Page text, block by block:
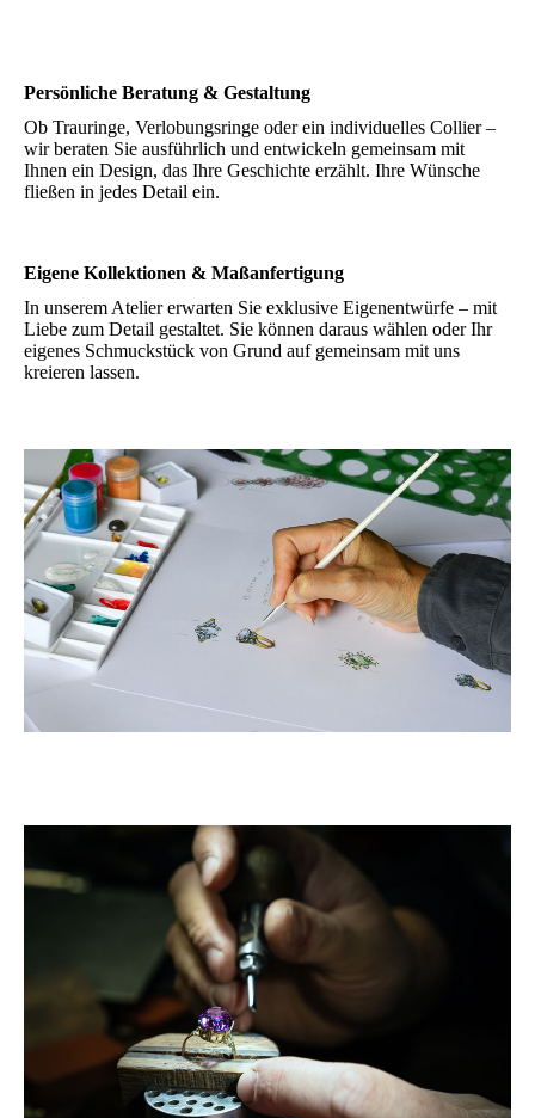
Persönliche Beratung & Gestaltung
Ob Trauringe, Verlobungsringe oder ein individuelles Collier –
wir beraten Sie ausführlich und entwickeln gemeinsam mit
Ihnen ein Design, das Ihre Geschichte erzählt. Ihre Wünsche
fließen in jedes Detail ein.
Eigene Kollektionen & Maßanfertigung
In unserem Atelier erwarten Sie exklusive Eigenentwürfe – mit
Liebe zum Detail gestaltet. Sie können daraus wählen oder Ihr
eigenes Schmuckstück von Grund auf gemeinsam mit uns
kreieren lassen.